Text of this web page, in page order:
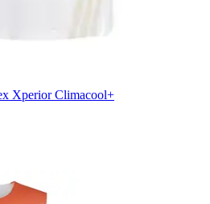
Xperior Climacool+